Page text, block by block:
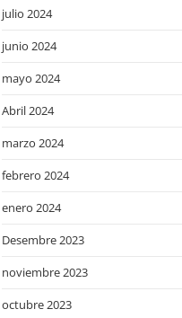
julio 2024
junio 2024
mayo 2024
Abril 2024
marzo 2024
febrero 2024
enero 2024
Desembre 2023
noviembre 2023
octubre 2023